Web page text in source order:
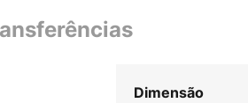
Dimensão